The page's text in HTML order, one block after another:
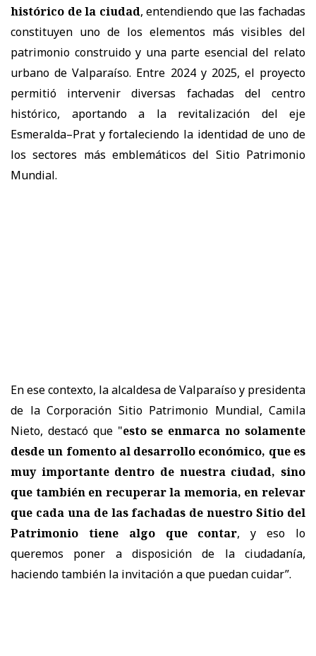
histórico de la ciudad, entendiendo que las fachadas
constituyen uno de los elementos más visibles del
patrimonio construido y una parte esencial del relato
urbano de Valparaíso. Entre 2024 y 2025, el proyecto
permitió intervenir diversas fachadas del centro
histórico, aportando a la revitalización del eje
Esmeralda–Prat y fortaleciendo la identidad de uno de
los sectores más emblemáticos del Sitio Patrimonio
Mundial.
En ese contexto, la alcaldesa de Valparaíso y presidenta
de la Corporación Sitio Patrimonio Mundial, Camila
Nieto, destacó que "esto se enmarca no solamente
desde un fomento al desarrollo económico, que es
muy importante dentro de nuestra ciudad, sino
que también en recuperar la memoria, en relevar
que cada una de las fachadas de nuestro Sitio del
Patrimonio tiene algo que contar, y eso lo
queremos poner a disposición de la ciudadanía,
haciendo también la invitación a que puedan cuidar”.